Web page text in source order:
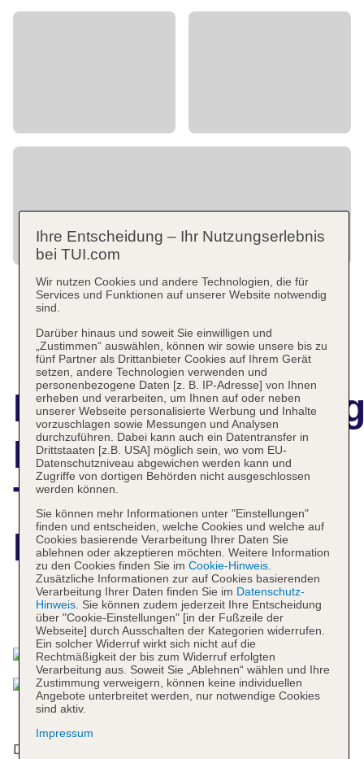
Hyatt Centric
Times Square
New York
Das bietet Ihre Unterkunft
Das Hotel bietet 487 Zimmer und verfügt über einen
Ihre Entscheidung – Ihr Nutzungserlebnis
bei TUI.com
Wir nutzen Cookies und andere Technologien, die für
Services und Funktionen auf unserer Website notwendig
sind.
Darüber hinaus und soweit Sie einwilligen und
„Zustimmen“ auswählen, können wir sowie unsere bis zu
fünf Partner als Drittanbieter Cookies auf Ihrem Gerät
setzen, andere Technologien verwenden und
personenbezogene Daten [z. B. IP-Adresse] von Ihnen
erheben und verarbeiten, um Ihnen auf oder neben
unserer Webseite personalisierte Werbung und Inhalte
vorzuschlagen sowie Messungen und Analysen
durchzuführen. Dabei kann auch ein Datentransfer in
Drittstaaten [z.B. USA] möglich sein, wo vom EU-
Datenschutzniveau abgewichen werden kann und
Zugriffe von dortigen Behörden nicht ausgeschlossen
werden können.
Sie können mehr Informationen unter "Einstellungen"
finden und entscheiden, welche Cookies und welche auf
Cookies basierende Verarbeitung Ihrer Daten Sie
ablehnen oder akzeptieren möchten. Weitere Information
zu den Cookies finden Sie im Cookie-Hinweis.
Zusätzliche Informationen zur auf Cookies basierenden
Verarbeitung Ihrer Daten finden Sie im Datenschutz-
Hinweis. Sie können zudem jederzeit Ihre Entscheidung
über "Cookie-Einstellungen" [in der Fußzeile der
Webseite] durch Ausschalten der Kategorien widerrufen.
Ein solcher Widerruf wirkt sich nicht auf die
Rechtmäßigkeit der bis zum Widerruf erfolgten
Verarbeitung aus. Soweit Sie „Ablehnen“ wählen und Ihre
Zustimmung verweigern, können keine individuellen
Angebote unterbreitet werden, nur notwendige Cookies
sind aktiv.
Impressum